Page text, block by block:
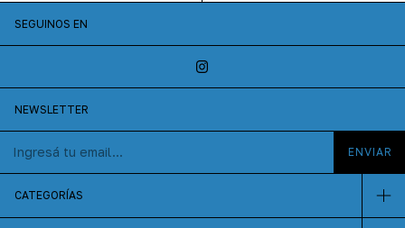
SEGUINOS EN
NEWSLETTER
CATEGORÍAS